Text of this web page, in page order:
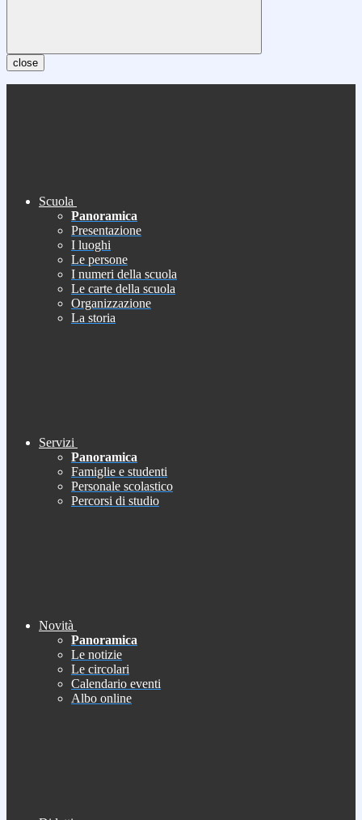
close
Scuola
Panoramica
Presentazione
I luoghi
Le persone
I numeri della scuola
Le carte della scuola
Organizzazione
La storia
Servizi
Panoramica
Famiglie e studenti
Personale scolastico
Percorsi di studio
Novità
Panoramica
Le notizie
Le circolari
Calendario eventi
Albo online